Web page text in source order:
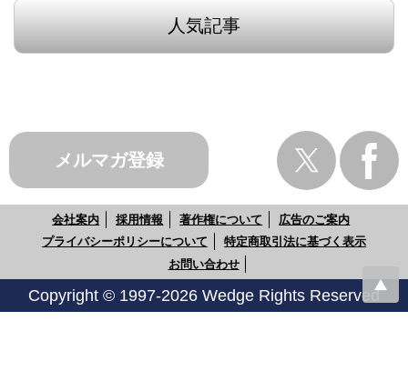
人気記事
メルマガ登録
会社案内 採用情報 著作権について
広告のご案内
プライバシーポリシーについて
特定商取引法に基づく表示
お問い合わせ
Copyright © 1997-2026 Wedge Rights Reserved